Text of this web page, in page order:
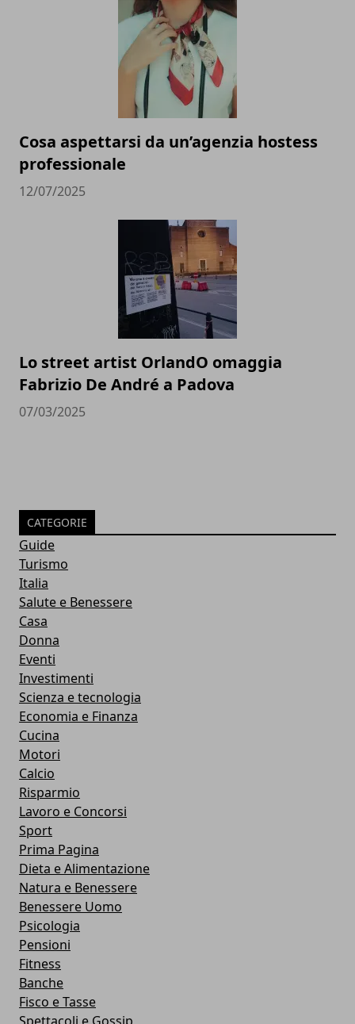
Cosa aspettarsi da un’agenzia hostess
professionale
12/07/2025
Lo street artist OrlandO omaggia
Fabrizio De André a Padova
07/03/2025
CATEGORIE
Guide
Turismo
Italia
Salute e Benessere
Casa
Donna
Eventi
Investimenti
Scienza e tecnologia
Economia e Finanza
Cucina
Motori
Calcio
Risparmio
Lavoro e Concorsi
Sport
Prima Pagina
Dieta e Alimentazione
Natura e Benessere
Benessere Uomo
Psicologia
Pensioni
Fitness
Banche
Fisco e Tasse